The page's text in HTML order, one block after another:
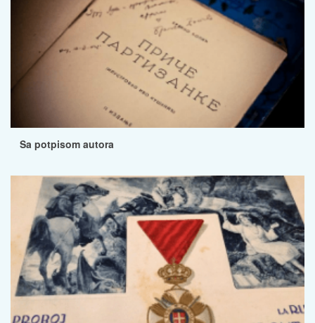
Sa potpisom autora